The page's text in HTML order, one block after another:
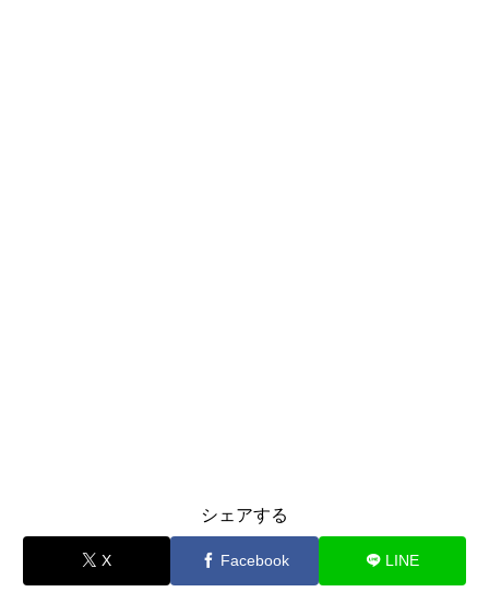
シェアする
X Facebook LINE